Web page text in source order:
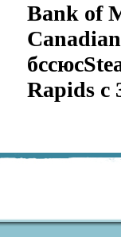
Bank of
Rapids c